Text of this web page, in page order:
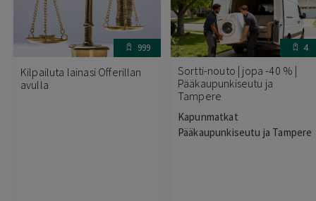
999
Kilpailuta lainasi Offerillan
avulla
4
Sortti-nouto | jopa -40 % |
Pääkaupunkiseutu ja
Tampere
Kapunmatkat
Pääkaupunkiseutu ja Tampere